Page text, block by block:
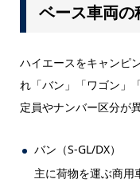
ベース車両の
ハイエースをキャンピ
れ「バン」「ワゴン」
定員やナンバー区分が
バン（S-GL/DX）
主に荷物を運ぶ商用